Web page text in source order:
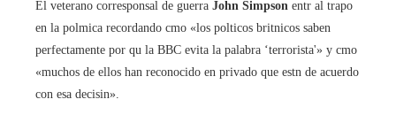
El veterano corresponsal de guerra John Simpson entr al trapo
en la polmica recordando cmo «los polticos britnicos saben
perfectamente por qu la BBC evita la palabra ‘terrorista'» y cmo
«muchos de ellos han reconocido en privado que estn de acuerdo
con esa decisin».